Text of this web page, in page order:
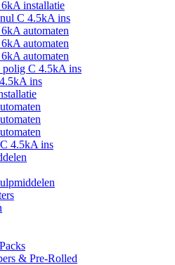
installatie
C 4.5kA ins
automaten
automaten
automaten
C 4.5kA ins
ins
4.5kA ins
& Pre-Rolled